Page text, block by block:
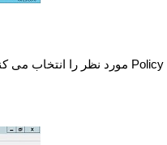
Policy مورد نظر را انتخاب می